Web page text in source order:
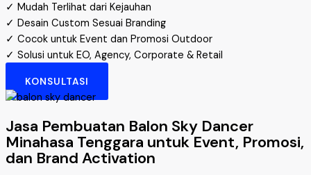
✓ Mudah Terlihat dari Kejauhan
✓ Desain Custom Sesuai Branding
✓ Cocok untuk Event dan Promosi Outdoor
✓ Solusi untuk EO, Agency, Corporate & Retail
KONSULTASI
Jasa Pembuatan Balon Sky Dancer
Minahasa Tenggara untuk Event, Promosi,
dan Brand Activation